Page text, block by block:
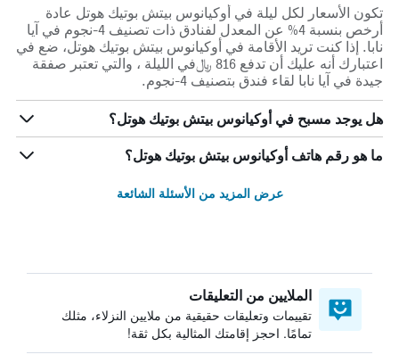
تكون الأسعار لكل ليلة في أوكيانوس بيتش بوتيك هوتل عادة
أرخص بنسبة 4% عن المعدل لفنادق ذات تصنيف 4-نجوم في آيا
نابا. إذا كنت تريد الأقامة في أوكيانوس بيتش بوتيك هوتل، ضع في
اعتبارك أنه عليك أن تدفع 816 ﷼في الليلة ، والتي تعتبر صفقة
جيدة في آيا نابا لقاء فندق بتصنيف 4-نجوم.
هل يوجد مسبح في أوكيانوس بيتش بوتيك هوتل؟
ما هو رقم هاتف أوكيانوس بيتش بوتيك هوتل؟
عرض المزيد من الأسئلة الشائعة
الملايين من التعليقات
تقييمات وتعليقات حقيقية من ملايين النزلاء، مثلك
تمامًا. احجز إقامتك المثالية بكل ثقة!